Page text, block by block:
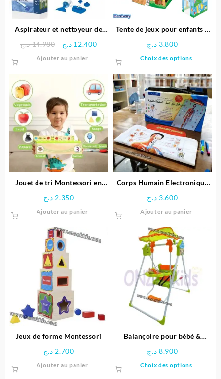
Aspirateur et nettoyeur de
14.980 د.ج
Le
14.980 د.ج.
12.400 د.ج
Le
actuel
12.400 د.ج.
Ajouter au panier
Tente de jeux pour enfants –
3.800 د.ج
Choix des options
a
Les
options
être
choisies
sur
page
Jouet de tri Montessori en
2.350 د.ج
Ajouter au panier
Corps Humain Electronique
3.600 د.ج
Ajouter au panier
Jeux de forme Montessori
2.700 د.ج
Ajouter au panier
Balançoire pour bébé &
8.900 د.ج
Choix des options